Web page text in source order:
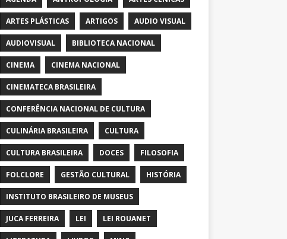
ARTES PLÁSTICAS ARTIGOS AUDIO VISUAL
AUDIOVISUAL BIBLIOTECA NACIONAL
CINEMA CINEMA NACIONAL
CINEMATECA BRASILEIRA
CONFERÊNCIA NACIONAL DE CULTURA
CULINÁRIA BRASILEIRA CULTURA
CULTURA BRASILEIRA DOCES FILOSOFIA
FOLCLORE GESTÃO CULTURAL HISTÓRIA
INSTITUTO BRASILEIRO DE MUSEUS
JUCA FERREIRA LEI LEI ROUANET